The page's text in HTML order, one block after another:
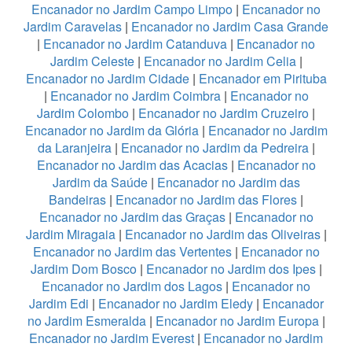
Encanador no Jardim Campo Limpo | Encanador no
Jardim Caravelas | Encanador no Jardim Casa Grande
| Encanador no Jardim Catanduva | Encanador no
Jardim Celeste| Encanador no Jardim Celia|
Encanador no Jardim Cidade| Encanador em Pirituba
| Encanador no Jardim Coimbra| Encanador no
Jardim Colombo | Encanador no Jardim Cruzeiro |
Encanador no Jardim da Glória| Encanador no Jardim
da Laranjeira| Encanador no Jardim da Pedreira|
Encanador no Jardim das Acacias| Encanador no
Jardim da Saúde| Encanador no Jardim das
Bandeiras | Encanador no Jardim das Flores |
Encanador no Jardim das Graças| Encanador no
Jardim Miragaia| Encanador no Jardim das Oliveiras|
Encanador no Jardim das Vertentes| Encanador no
Jardim Dom Bosco| Encanador no Jardim dos Ipes|
Encanador no Jardim dos Lagos | Encanador no
Jardim Edi | Encanador no Jardim Eledy| Encanador
no Jardim Esmeralda| Encanador no Jardim Europa|
Encanador no Jardim Everest | Encanador no Jardim